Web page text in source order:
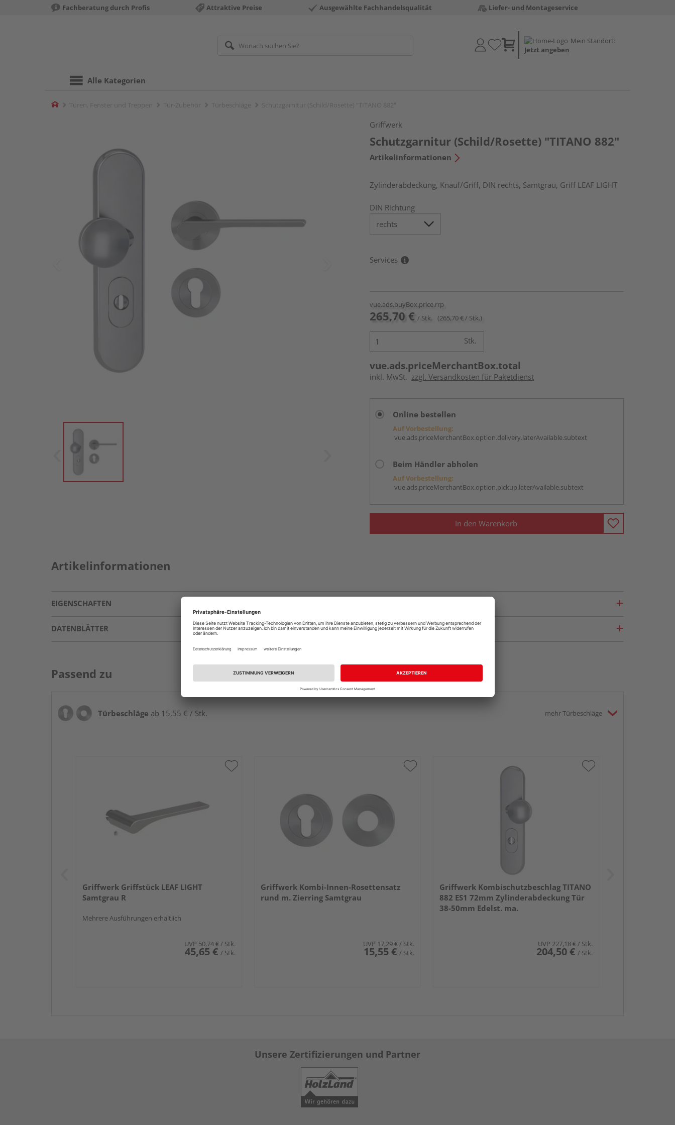
Fachberatung durch Profis Attraktive Preise Ausgewählte Fachhandelsqualität Liefer- und Montageservice
Mein Standort:
Jetzt angeben
Alle Kategorien
Home
Griffwerk
Schutzgarnitur (Schild/Rosette) "TITANO 882"
Artikelinformationen
Zylinderabdeckung, Knauf/Griff, DIN rechts, Samtgrau, Griff LEAF LIGHT
DIN Richtung
Services
vue.ads.buyBox.price.rrp
265,70 € / Stk. (265,70 € / Stk.)
Stk.
vue.ads.priceMerchantBox.total
inkl. MwSt. zzgl. Versandkosten für Paketdienst
Online bestellen
Auf Vorbestellung:
vue.ads.priceMerchantBox.option.delivery.laterAvailable.subtext
Beim Händler abholen
Auf Vorbestellung:
vue.ads.priceMerchantBox.option.pickup.laterAvailable.subtext
In den Warenkorb
Artikelinformationen
EIGENSCHAFTEN
DATENBLÄTTER
Passend zu
Türbeschläge ab 15,55 € / Stk. mehr Türbeschläge
Griffwerk Griffstück LEAF LIGHT
Samtgrau R
Mehrere Ausführungen erhältlich
UVP 50,74 € / Stk.
45,65 € / Stk.
Griffwerk Kombi-Innen-Rosettensatz
rund m. Zierring Samtgrau
UVP 17,29 € / Stk.
15,55 € / Stk.
Griffwerk Kombischutzbeschlag TITANO
882 ES1 72mm Zylinderabdeckung Tür
38-50mm Edelst. ma.
UVP 227,18 € / Stk.
204,50 € / Stk.
Unsere Zertifizierungen und Partner